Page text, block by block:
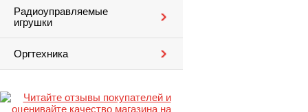
Радиоуправляемые
игрушки
Оргтехника